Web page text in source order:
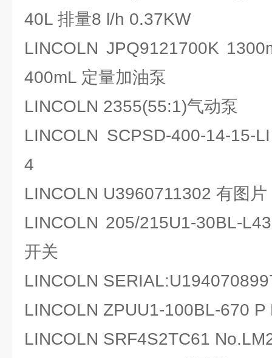
40L 排量8 l/h 0.37KW
LINCOLN JPQ9121700K
400mL 定量加油泵
LINCOLN 2355(55:1)气动泵
LINCOLN SCPSD-400-14-15-
4
LINCOLN U3960711302 有图
LINCOLN 205/215U1-30BL-
开关
LINCOLN
LINCOLN ZPUU1-100BL-670
LINCOLN SRF4S2TC61